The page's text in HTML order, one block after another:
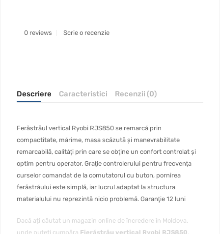
0 reviews Scrie o recenzie
Descriere Caracteristici Recenzii (0)
Ferăstrăul vertical Ryobi RJS850 se remarcă prin
compactitate, mărime, masa scăzută şi manevrabilitate
remarcabilă, calităţi prin care se obţine un confort controlat şi
optim pentru operator. Graţie controlerului pentru frecvenţa
curselor comandat de la comutatorul cu buton, pornirea
ferăstrăului este simplă, iar lucrul adaptat la structura
materialului nu reprezintă nicio problemă. Garanţie 12 luni
Dacă ați căutat un magazin online de încredere în Moldova,
unde puteți cumpăra Fierăstrău vertical Ryobi RJS850,